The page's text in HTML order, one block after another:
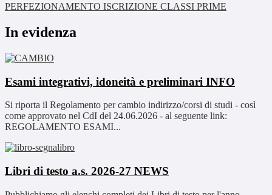
PERFEZIONAMENTO ISCRIZIONE CLASSI PRIME
In evidenza
Esami integrativi, idoneità e preliminari INFO
Si riporta il Regolamento per cambio indirizzo/corsi di studi - così
come approvato nel CdI del 24.06.2026 - al seguente link:
REGOLAMENTO ESAMI...
Libri di testo a.s. 2026-27 NEWS